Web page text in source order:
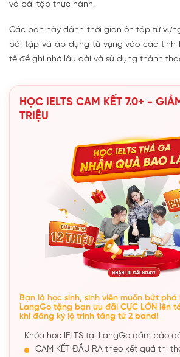
và bài tập thực hành.
Các bạn hãy dành thời gian ôn tập từ
bài tập và áp dụng từ vựng vào các tình
tế để ghi nhớ lâu dài và sử dụng thành
HỌC IELTS CAM KẾT 7.0+ -
TRIỆU
Bạn là học sinh, sinh viên muốn bứt phá
LangGo tặng bạn ưu đãi CỰC LỚN lên
khi đăng ký lộ trình tăng từ 2 band!
Khóa học IELTS tại LangGo đảm bảo
CAM KẾT ĐẦU RA theo kết quả thi